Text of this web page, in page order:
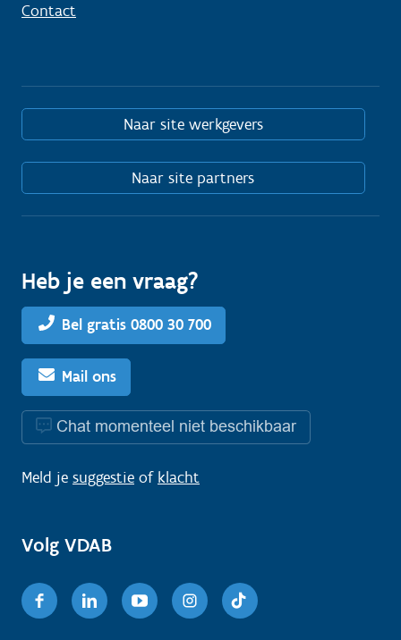
Contact
Naar site werkgevers
Naar site partners
Heb je een vraag?
Bel gratis 0800 30 700
Mail ons
Chat momenteel niet beschikbaar
Meld je suggestie of klacht
Volg VDAB
FacebookLinkedinYoutubeInstagram